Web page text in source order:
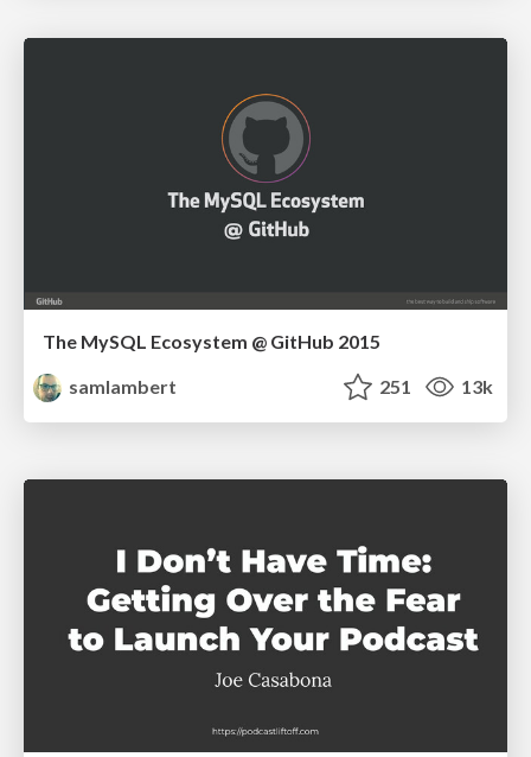
The MySQL Ecosystem @ GitHub 2015
samlambert
251 13k